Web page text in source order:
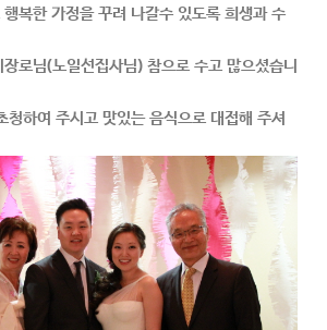
복한 가정을 꾸려 나갈수 있도록 희생과 수
로님(노일선집사님) 참으로 수고 많으셨습니
청하여 주시고 맛있는 음식으로 대접해 주셔